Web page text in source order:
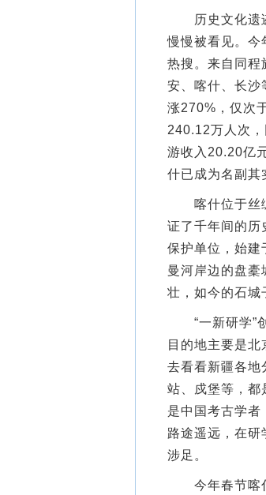
历史文化遗迹
慢慢被看见。今
热搜。来自同程
安、喀什、长沙
涨270%，仅次
240.12万人次
游收入20.20亿
什已成为名副其
喀什位于丝绸
证了千年间的历
保护单位，始建
曼河岸边的盘橐
壮，如今的石城
“一新研学”创
目的地主要是
去看看新疆各地
站、戍堡等，都
是中国考古学者
路途遥远，在研
涉足。
今年春节喀什